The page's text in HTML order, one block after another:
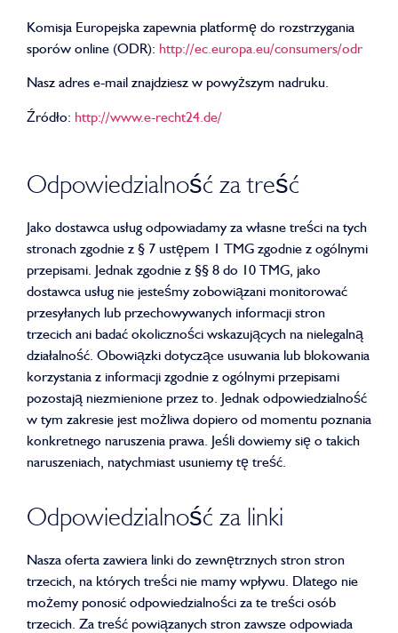
Komisja Europejska zapewnia platformę do rozstrzygania
sporów online (ODR): http://ec.europa.eu/consumers/odr
Nasz adres e-mail znajdziesz w powyższym nadruku.
Źródło: http://www.e-recht24.de/
Odpowiedzialność za treść
Jako dostawca usług odpowiadamy za własne treści na tych
stronach zgodnie z § 7 ustępem 1 TMG zgodnie z ogólnymi
przepisami. Jednak zgodnie z §§ 8 do 10 TMG, jako
dostawca usług nie jesteśmy zobowiązani monitorować
przesyłanych lub przechowywanych informacji stron
trzecich ani badać okoliczności wskazujących na nielegalną
działalność. Obowiązki dotyczące usuwania lub blokowania
korzystania z informacji zgodnie z ogólnymi przepisami
pozostają niezmienione przez to. Jednak odpowiedzialność
w tym zakresie jest możliwa dopiero od momentu poznania
konkretnego naruszenia prawa. Jeśli dowiemy się o takich
naruszeniach, natychmiast usuniemy tę treść.
Odpowiedzialność za linki
Nasza oferta zawiera linki do zewnętrznych stron stron
trzecich, na których treści nie mamy wpływu. Dlatego nie
możemy ponosić odpowiedzialności za te treści osób
trzecich. Za treść powiązanych stron zawsze odpowiada